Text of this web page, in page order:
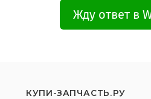
Жду ответ в
КУПИ-ЗАПЧАСТЬ.РУ